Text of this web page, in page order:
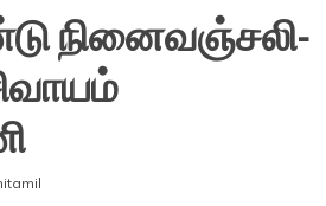
நினைவஞ்சலி-